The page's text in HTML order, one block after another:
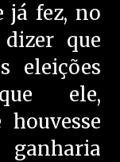
já fez, no
que
eleições
ele,